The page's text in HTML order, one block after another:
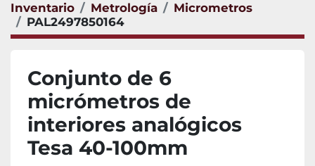
Inventario Metrología
Micrometros
PAL2497850164
Conjunto de 6
micrómetros de
interiores analógicos
Tesa 40-100mm